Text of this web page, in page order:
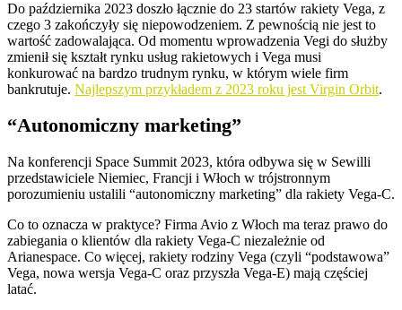
Do października 2023 doszło łącznie do 23 startów rakiety Vega, z
czego 3 zakończyły się niepowodzeniem. Z pewnością nie jest to
wartość zadowalająca. Od momentu wprowadzenia Vegi do służby
zmienił się kształt rynku usług rakietowych i Vega musi
konkurować na bardzo trudnym rynku, w którym wiele firm
bankrutuje. Najlepszym przykładem z 2023 roku jest Virgin Orbit.
“Autonomiczny marketing”
Na konferencji Space Summit 2023, która odbywa się w Sewilli
przedstawiciele Niemiec, Francji i Włoch w trójstronnym
porozumieniu ustalili “autonomiczny marketing” dla rakiety Vega-C.
Co to oznacza w praktyce? Firma Avio z Włoch ma teraz prawo do
zabiegania o klientów dla rakiety Vega-C niezależnie od
Arianespace. Co więcej, rakiety rodziny Vega (czyli “podstawowa”
Vega, nowa wersja Vega-C oraz przyszła Vega-E) mają częściej
latać.